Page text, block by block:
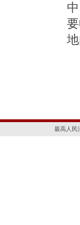
最高人民